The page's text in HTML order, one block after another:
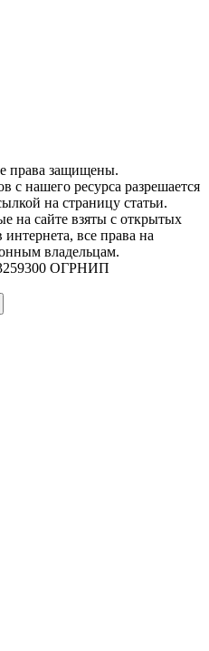
права защищены.
с нашего ресурса разрешается
на страницу статьи.
на сайте взяты с открытых
все права на
владельцам.
ОГРНИП